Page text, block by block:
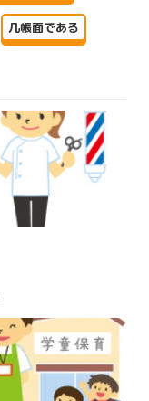
几帳面である